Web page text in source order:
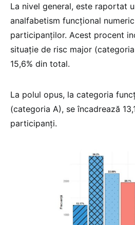
La nivel general, este raportat
analfabetism funcțional
participanților. Acest procent
situație de risc major
15,6% din total.
La polul opus, la categoria
(categoria A), se încadrează
participanți.